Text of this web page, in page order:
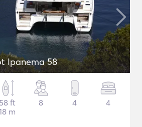
Ipanema 58
58 ft
m
8 4 4